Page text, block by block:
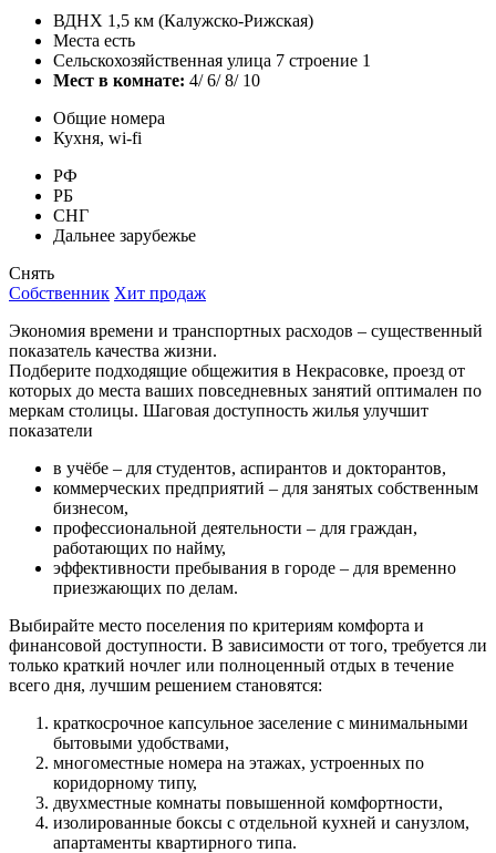
ВДНХ 1,5 км (Калужско-Рижская)
Места есть
Сельскохозяйственная улица 7 строение 1
Мест в комнате: 4/ 6/ 8/ 10
Общие номера
Кухня, wi-fi
РФ
РБ
СНГ
Дальнее зарубежье
Снять
Собственник Хит продаж
Экономия времени и транспортных расходов – существенный
показатель качества жизни.
Подберите подходящие общежития в Некрасовке, проезд от
которых до места ваших повседневных занятий оптимален по
меркам столицы. Шаговая доступность жилья улучшит
показатели
в учёбе – для студентов, аспирантов и докторантов,
коммерческих предприятий – для занятых собственным
бизнесом,
профессиональной деятельности – для граждан,
работающих по найму,
эффективности пребывания в городе – для временно
приезжающих по делам.
Выбирайте место поселения по критериям комфорта и
финансовой доступности. В зависимости от того, требуется ли
только краткий ночлег или полноценный отдых в течение
всего дня, лучшим решением становятся:
краткосрочное капсульное заселение с минимальными
бытовыми удобствами,
многоместные номера на этажах, устроенных по
коридорному типу,
двухместные комнаты повышенной комфортности,
изолированные боксы с отдельной кухней и санузлом,
апартаменты квартирного типа.